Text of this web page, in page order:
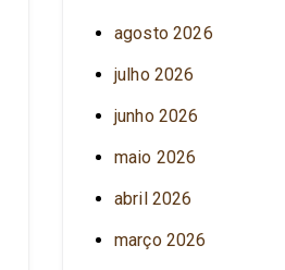
agosto 2026
julho 2026
junho 2026
maio 2026
abril 2026
março 2026